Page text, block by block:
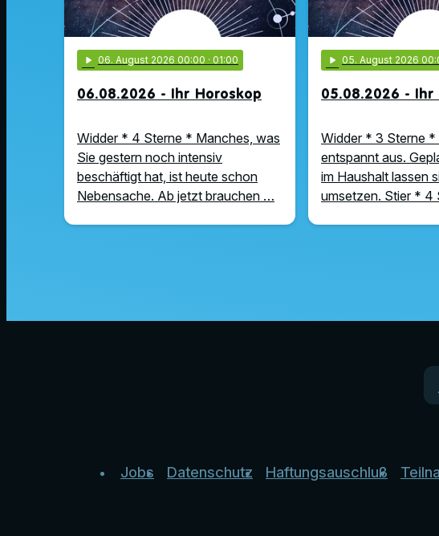
play_arrow 06. August 2026 00:00 · 01:00
06.08.2026 - Ihr Horoskop
Widder * 4 Sterne * Manches, was
Sie gestern noch intensiv
beschäftigt hat, ist heute schon
Nebensache. Ab jetzt brauchen …
play_arrow 05. August 2026
05.08.2026 - Ihr
Widder * 3 Sterne *
entspannt aus.
im Haushalt lassen
umsetzen. Stier * 4
Jobs Datenschutz Haftungsauschluß